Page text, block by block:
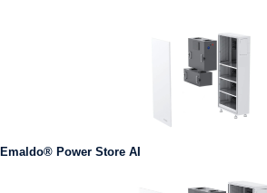
Emaldo® Power Store AI